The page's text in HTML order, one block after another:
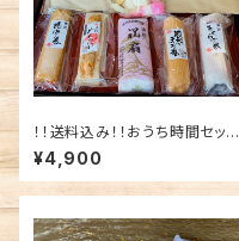
！！送料込み！！おうち時間セット
２０２６
¥4,900